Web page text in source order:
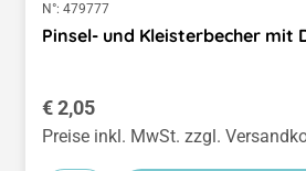
N°: 479777
Pinsel- und Kleisterbecher mit
Regulärer Preis:
€ 2,05
Preise inkl. MwSt. zzgl.